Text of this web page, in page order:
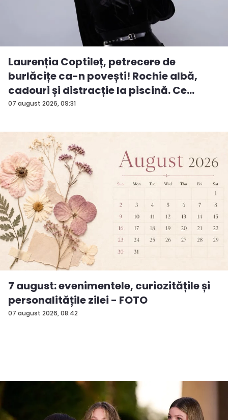
07 august 2026, 09:31
Laurenția Coptileț, petrecere de
burlăcițe ca-n povești! Rochie albă,
cadouri și distracție la piscină. Ce
surp...
07 august 2026, 08:42
7 august: evenimentele, curiozitățile și
personalitățile zilei - FOTO